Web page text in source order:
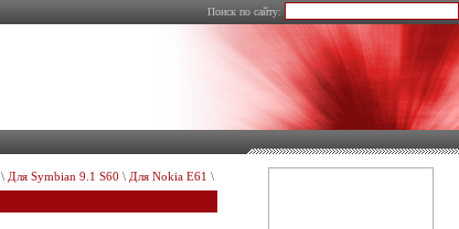
Поиск по сайту:
\ Для Symbian 9.1 S60 \ Для Nokia E61 \